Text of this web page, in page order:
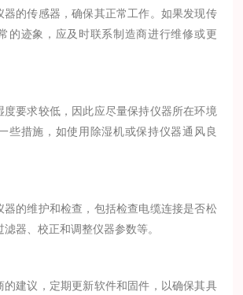
的传感器，确保其正常工作。如果发现传
的迹象，应及时联系制造商进行维修或更
要求较低，因此应尽量保持仪器所在环境
些措施，如使用除湿机或保持仪器通风良
的维护和检查，包括检查电缆连接是否松
器、校正和调整仪器参数等。
建议，定期更新软件和固件，以确保其具